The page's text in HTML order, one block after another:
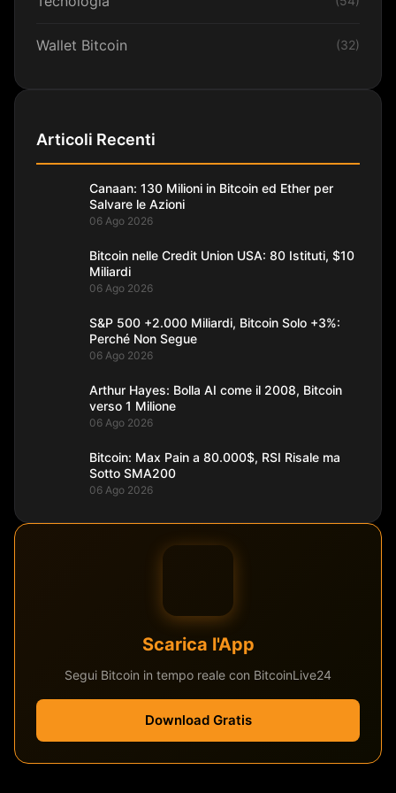
Wallet Bitcoin (32)
Articoli Recenti
Canaan: 130 Milioni in Bitcoin ed Ether per
Salvare le Azioni
06 Ago 2026
Bitcoin nelle Credit Union USA: 80 Istituti, $10
Miliardi
06 Ago 2026
S&P 500 +2.000 Miliardi, Bitcoin Solo +3%:
Perché Non Segue
06 Ago 2026
Arthur Hayes: Bolla AI come il 2008, Bitcoin
verso 1 Milione
06 Ago 2026
Bitcoin: Max Pain a 80.000$, RSI Risale ma
Sotto SMA200
06 Ago 2026
Scarica l'App
Segui Bitcoin in tempo reale con BitcoinLive24
Download Gratis